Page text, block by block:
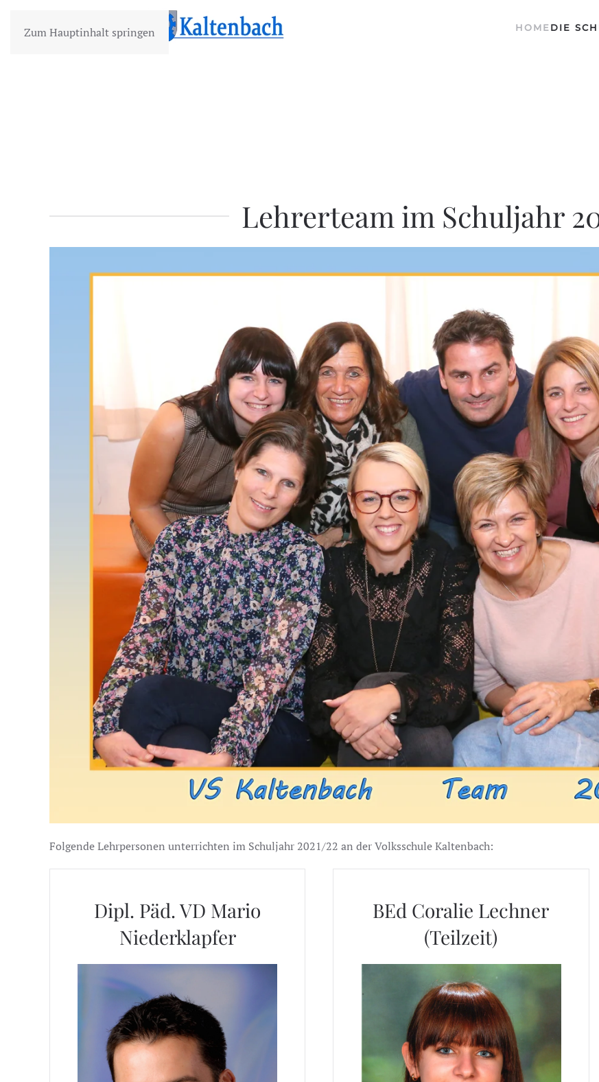
Zum Hauptinhalt springen HOMEDIE
Lehrerteam im Schuljahr
Folgende Lehrpersonen unterrichten im Schuljahr 2021/22 an der Volksschule Kaltenbach:
Dipl. Päd. VD Mario
Niederklapfer
BEd Coralie Lechner
(Teilzeit)